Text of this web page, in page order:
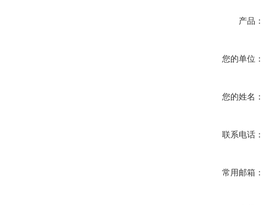
产品：
您的单位：
您的姓名：
联系电话：
常用邮箱：